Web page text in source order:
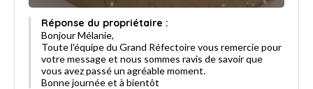
Réponse du propriétaire :
Bonjour Mélanie,
Toute l'équipe du Grand Réfectoire vous remercie pour
votre message et nous sommes ravis de savoir que
vous avez passé un agréable moment.
Bonne journée et à bientôt